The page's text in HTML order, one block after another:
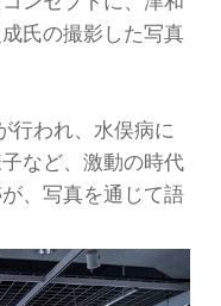
氏の撮影した写真
行われ、水俣病に
など、激動の時代
、写真を通じて語